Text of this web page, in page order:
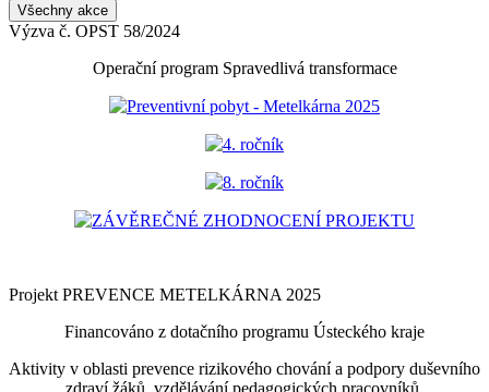
Všechny akce
Výzva č. OPST 58/2024
Operační program Spravedlivá transformace
Preventivní pobyt - Metelkárna 2025
4. ročník
8. ročník
ZÁVĚREČNÉ ZHODNOCENÍ PROJEKTU
Projekt PREVENCE METELKÁRNA 2025
Financováno z dotačního programu Ústeckého kraje
Aktivity v oblasti prevence rizikového chování a podpory duševního